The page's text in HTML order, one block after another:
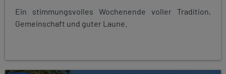
Ein stimmungsvolles Wochenende voller Tradition,
Gemeinschaft und guter Laune.